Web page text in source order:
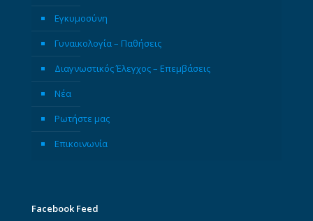
Εγκυμοσύνη
Γυναικολογία – Παθήσεις
Διαγνωστικός Έλεγχος – Επεμβάσεις
Νέα
Ρωτήστε μας
Επικοινωνία
Facebook Feed